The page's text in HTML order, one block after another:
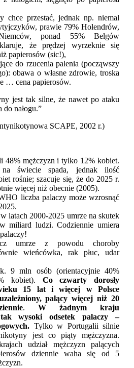
chce przestać, jednak np. niemal
prawie 79% Holendrów,
ponad 55% Belgów
że prędzej wyrzeknie się
papierosów (sic!),
do rzucenia palenia (począwszy
obawa o własne zdrowie, troska
… cena papierosów.
jest tak silne, że nawet po ataku
do nałogu.”
SCAPE, 2002 r.)
48% mężczyzn i tylko 12% kobiet.
świecie spada, jednak ilość
rośnie; szacuje się, że do 2025 r.
więcej niż obecnie (2005).
liczba palaczy może wzrosnąć
latach 2000-2025 umrze na skutek
miliard ludzi. Codziennie umiera
umrze z powodu choroby
wieńcówka, rak płuc, udar
9 mln osób (orientacyjnie 40%
kobiet). Co czwarty dorosły
15 lat i więcej w Polsce
palący więcej niż 20
. W żadnym kraju
wysoki odsetek palaczy –
Tylko w Portugalii silnie
jest co piąty mężczyzna.
udział mężczyzn palących
dziennie waha się od 5